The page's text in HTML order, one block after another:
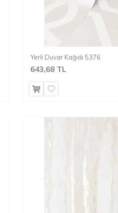
Yerli Duvar Kağıdı 5376
643,68 TL